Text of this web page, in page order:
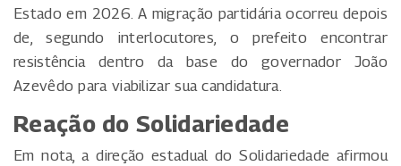
Estado em 2026. A migração partidária ocorreu depois
de, segundo interlocutores, o prefeito encontrar
resistência dentro da base do governador João
Azevêdo para viabilizar sua candidatura.
Reação do Solidariedade
Em nota, a direção estadual do Solidariedade afirmou